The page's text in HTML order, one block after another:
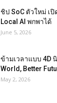
ชิป SoC ตัวใหม่ เ
Local AI พกพาได้
June 5, 2026
ข้ามเวลาแบบ 4D
World, Better
May 2, 2026